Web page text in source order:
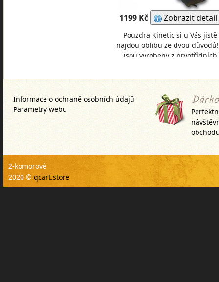
1199 Kč Zobrazit detail
Pouzdra Kinetic si u Vás jistě
najdou oblibu ze dvou
jsou vyrobeny z prvotřídních
Informace o ochraně osobních údajů
Parametry webu
2-komorové
2020 © qcart.store